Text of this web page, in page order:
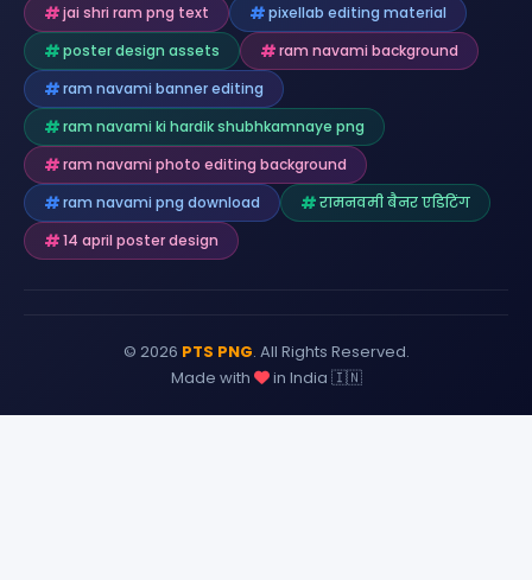
jai shri ram png text
pixellab editing material
poster design assets
ram navami background
ram navami banner editing
ram navami ki hardik shubhkamnaye png
ram navami photo editing background
ram navami png download
रामनवमी बैनर एडिटिंग
14 april poster design
© 2026 PTS PNG. All Rights Reserved.
Made with
in India 🇮🇳